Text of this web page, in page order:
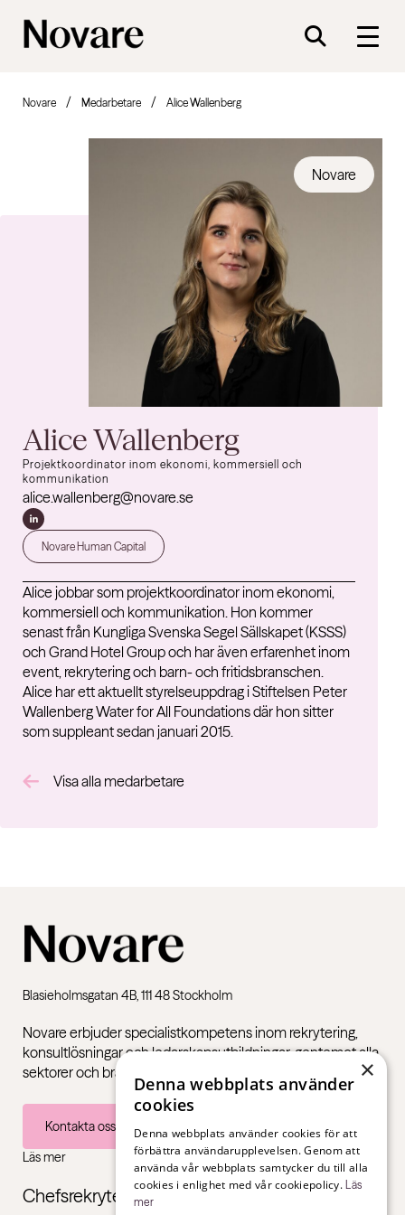
Novare Medarbetare Alice Wallenberg
Alice Wallenberg
Projektkoordinator inom ekonomi, kommersiell och
kommunikation
alice.wallenberg@novare.se
Novare Human Capital
Alice jobbar som projektkoordinator inom ekonomi,
kommersiell och kommunikation. Hon kommer
senast från Kungliga Svenska Segel Sällskapet (KSSS)
och Grand Hotel Group och har även erfarenhet inom
event, rekrytering och barn- och fritidsbranschen.
Alice har ett aktuellt styrelseuppdrag i Stiftelsen Peter
Wallenberg Water for All Foundations där hon sitter
som suppleant sedan januari 2015.
Visa alla medarbetare
Novare
Blasieholmsgatan 4B, 111 48 Stockholm
Novare erbjuder specialistkompetens inom rekrytering,
konsultlösningar och ledarskapsutbildningar, gentemot alla
sektorer och branscher – från första jobb till chefsnivå.
Kontakta oss
Läs mer
Chefsrekrytering
×
Denna webbplats använder
cookies
Denna webbplats använder cookies för att
förbättra användarupplevelsen. Genom att
använda vår webbplats samtycker du till alla
cookies i enlighet med vår cookiepolicy. Läs
mer